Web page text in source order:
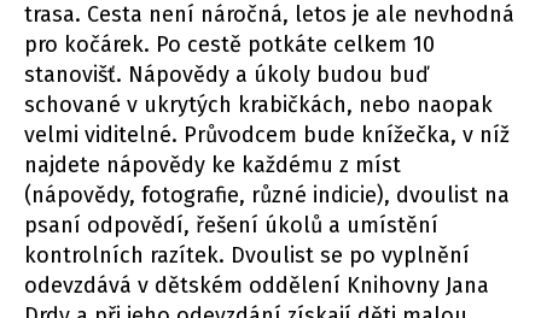
trasa. Cesta není náročná, letos je ale nevhodná
pro kočárek. Po cestě potkáte celkem 10
stanovišť. Nápovědy a úkoly budou buď
schované v ukrytých krabičkách, nebo naopak
velmi viditelné. Průvodcem bude knížečka, v níž
najdete nápovědy ke každému z míst
(nápovědy, fotografie, různé indicie), dvoulist na
psaní odpovědí, řešení úkolů a umístění
kontrolních razítek. Dvoulist se po vyplnění
odevzdává v dětském oddělení Knihovny Jana